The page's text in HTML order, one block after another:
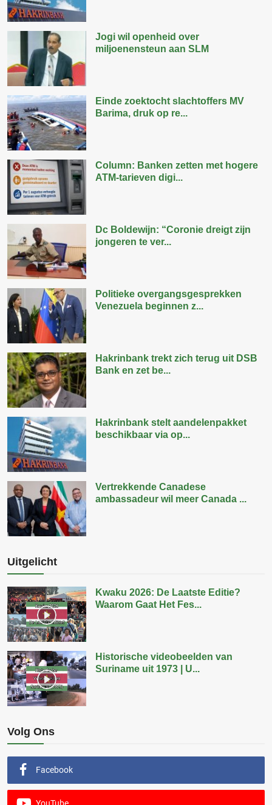
Jogi wil openheid over
miljoenensteun aan SLM
Einde zoektocht slachtoffers MV
Barima, druk op re...
Column: Banken zetten met hogere
ATM-tarieven digi...
Dc Boldewijn: “Coronie dreigt zijn
jongeren te ver...
Politieke overgangsgesprekken
Venezuela beginnen z...
Hakrinbank trekt zich terug uit DSB
Bank en zet be...
Hakrinbank stelt aandelenpakket
beschikbaar via op...
Vertrekkende Canadese
ambassadeur wil meer Canada ...
Uitgelicht
Kwaku 2026: De Laatste Editie?
Waarom Gaat Het Fes...
Historische videobeelden van
Suriname uit 1973 | U...
Volg Ons
Facebook